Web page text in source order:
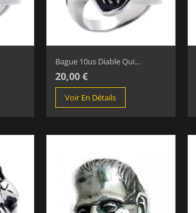
Bague 10us Diable Qui...
20,00 €
Voir En Détails